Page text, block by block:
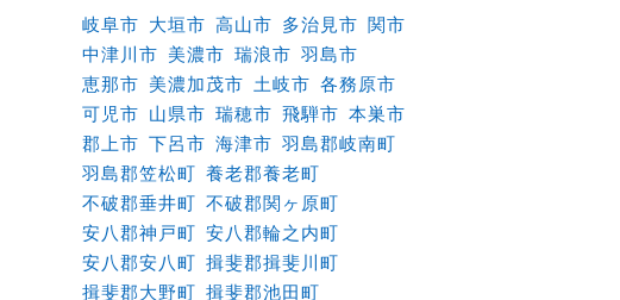
岐阜市 大垣市 高山市 多治見市 関市
中津川市 美濃市 瑞浪市 羽島市
恵那市 美濃加茂市 土岐市 各務原市
可児市 山県市 瑞穂市 飛騨市 本巣市
郡上市 下呂市 海津市 羽島郡岐南町
羽島郡笠松町 養老郡養老町
不破郡垂井町 不破郡関ヶ原町
安八郡神戸町 安八郡輪之内町
安八郡安八町 揖斐郡揖斐川町
揖斐郡大野町 揖斐郡池田町